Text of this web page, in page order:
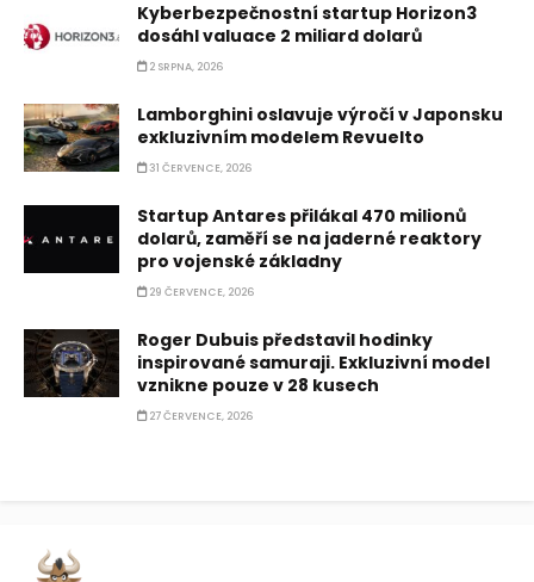
Kyberbezpečnostní startup Horizon3
dosáhl valuace 2 miliard dolarů
2 SRPNA, 2026
Lamborghini oslavuje výročí v Japonsku
exkluzivním modelem Revuelto
31 ČERVENCE, 2026
Startup Antares přilákal 470 milionů
dolarů, zaměří se na jaderné reaktory
pro vojenské základny
29 ČERVENCE, 2026
Roger Dubuis představil hodinky
inspirované samuraji. Exkluzivní model
vznikne pouze v 28 kusech
27 ČERVENCE, 2026